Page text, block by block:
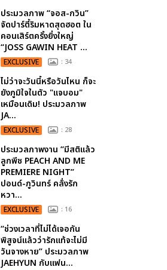
ประมวลภาพ “จอส-กวิน”
จัดปาร์ตี้ริมหาดสุดฮอต ใน
คอนเสิร์ตครั้งยิ่งใหญ่
“JOSS GAWIN HEAT ...
EXCLUSIVE : 34
ไม่ว่าจะวันนี้หรือวันไหน ก็จะ
ยังภูมิใจในตัว "แจบอม"
เหมือนเดิม! ประมวลภาพ
JA...
EXCLUSIVE : 28
ประมวลภาพงาน “มีสติแล้ว
ลูกพีช PEACH AND ME
PREMIERE NIGHT”
ปอนด์-ภูวินทร์ คลั่งรัก
หวา...
EXCLUSIVE : 16
“ช่วงเวลาที่ไม่ได้เจอกัน
พิสูจน์แล้วว่ารักแท้จะไม่มี
วันจางหาย” ประมวลภาพ
JAEHYUN กับแฟน...